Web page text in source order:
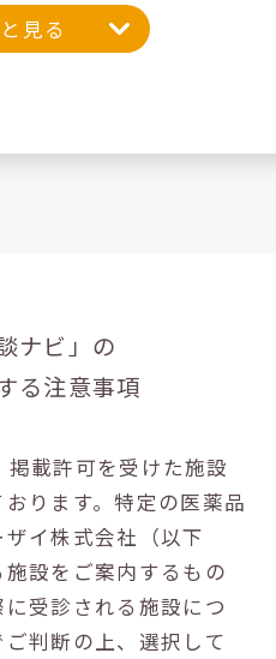
見る
ナビ」の
る注意事項
掲載許可を受けた施設
ります。特定の医薬品
イ株式会社（以下
施設をご案内するもの
受診される施設につ
判断の上、選択して